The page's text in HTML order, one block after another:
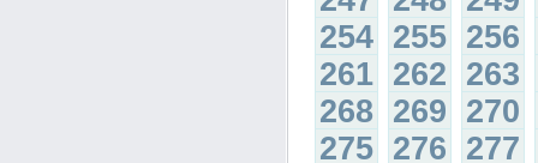
254 255 256
261 262 263
268 269 270
275 276 277